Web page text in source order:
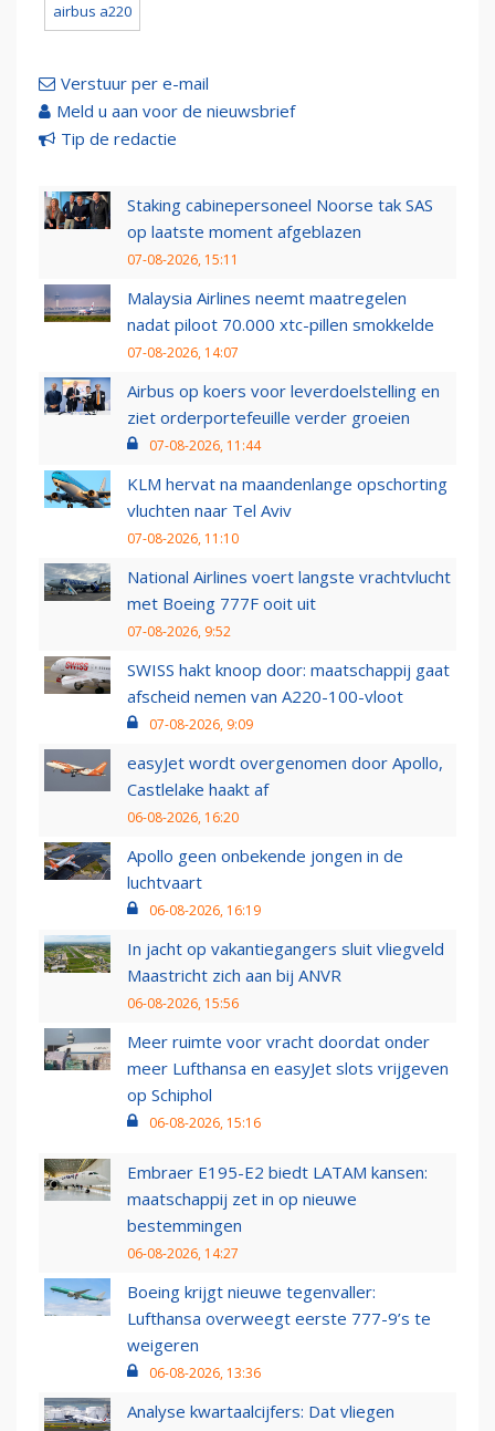
airbus a220
Verstuur per e-mail
Meld u aan voor de nieuwsbrief
Tip de redactie
Staking cabinepersoneel Noorse tak SAS
op laatste moment afgeblazen
07-08-2026, 15:11
Malaysia Airlines neemt maatregelen
nadat piloot 70.000 xtc-pillen smokkelde
07-08-2026, 14:07
Airbus op koers voor leverdoelstelling en
ziet orderportefeuille verder groeien
07-08-2026, 11:44
KLM hervat na maandenlange opschorting
vluchten naar Tel Aviv
07-08-2026, 11:10
National Airlines voert langste vrachtvlucht
met Boeing 777F ooit uit
07-08-2026, 9:52
SWISS hakt knoop door: maatschappij gaat
afscheid nemen van A220-100-vloot
07-08-2026, 9:09
easyJet wordt overgenomen door Apollo,
Castlelake haakt af
06-08-2026, 16:20
Apollo geen onbekende jongen in de
luchtvaart
06-08-2026, 16:19
In jacht op vakantiegangers sluit vliegveld
Maastricht zich aan bij ANVR
06-08-2026, 15:56
Meer ruimte voor vracht doordat onder
meer Lufthansa en easyJet slots vrijgeven
op Schiphol
06-08-2026, 15:16
Embraer E195-E2 biedt LATAM kansen:
maatschappij zet in op nieuwe
bestemmingen
06-08-2026, 14:27
Boeing krijgt nieuwe tegenvaller:
Lufthansa overweegt eerste 777-9’s te
weigeren
06-08-2026, 13:36
Analyse kwartaalcijfers: Dat vliegen